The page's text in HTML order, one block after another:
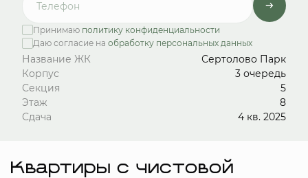
Принимаю политику конфиденциальности
Даю согласие на обработку персональных данных
Название ЖК
Сертолово Парк
Корпус
3 очередь
Секция
5
Этаж
8
Сдача
4 кв. 2025
Квартиры с чистовой